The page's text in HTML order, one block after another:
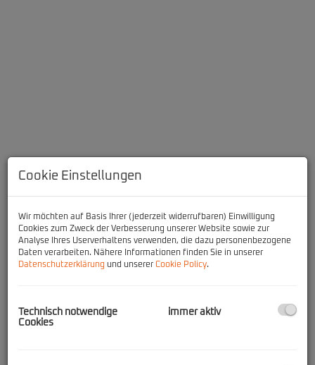
Beschreibung
Die Top 4 befindet sich im Erdgeschoss, gliedert sich wie folgt:
Das Projekt Sonnberg bietet auf insgesamt vier Wohnebenen
Platz für 32 freifinanzierte Wohneinheiten. Durchdachte
Cookie Einstellungen
Wir möchten auf Basis Ihrer (jederzeit widerrufbaren) Einwilligung
Cookies zum Zweck der Verbesserung unserer Website sowie zur
Analyse Ihres Userverhaltens verwenden, die dazu personenbezogene
Daten verarbeiten. Nähere Informationen finden Sie in unserer
Datenschutzerklärung und unserer Cookie Policy.
Technisch notwendige
Cookies
immer aktiv